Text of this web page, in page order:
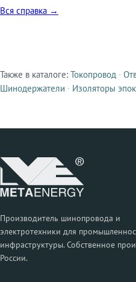
Вся справка →
Смежные продукты
Также в каталоге: Токопровод ·
Шинодержатели · Изоляторы
Производитель шинопровода и
электротехники для
инфраструктуры. Собственное
России.